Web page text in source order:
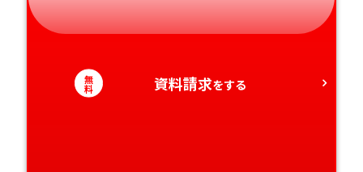
静岡県
和歌山県
徳島県
大分県
無
料 資料請求をする